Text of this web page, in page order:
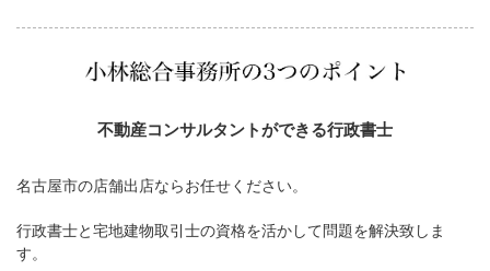
不動産コンサルタントができる行政書士
名古屋市の店舗出店ならお任せください。
行政書士と宅地建物取引士の資格を活かして問題を解決致しま
す。